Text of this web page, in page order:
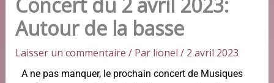
Autour de la basse
Laisser un commentaire / Par lionel / 2 avril 2023
A ne pas manquer, le prochain concert de Musiques